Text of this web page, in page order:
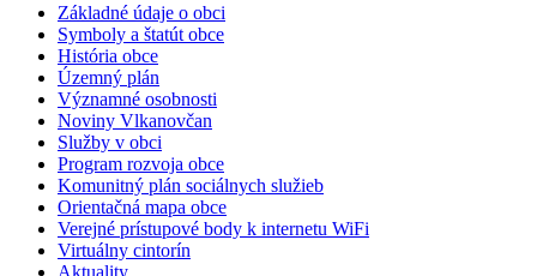
Základné údaje o obci
Symboly a štatút obce
História obce
Územný plán
Významné osobnosti
Noviny Vlkanovčan
Služby v obci
Program rozvoja obce
Komunitný plán sociálnych služieb
Orientačná mapa obce
Verejné prístupové body k internetu WiFi
Virtuálny cintorín
Aktuality